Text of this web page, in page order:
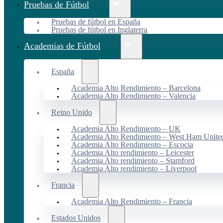
Pruebas de Fútbol
Pruebas de fútbol en España
Pruebas de fútbol en Inglaterra
Academias de Fútbol
España
Academia Alto Rendimiento – Barcelona
Academia Alto Rendimiento – Valencia
Reino Unido
Academia Alto Rendimiento – UK
Academia Alto Rendimiento – West Ham
Academia Alto Rendimiento – Escocia
Academia Alto rendimiento – Leicester
Academia Alto rendimiento – Stamford
Academia Alto rendimiento – Liverpool
Francia
Academia Alto Rendimiento – Francia
Estados Unidos